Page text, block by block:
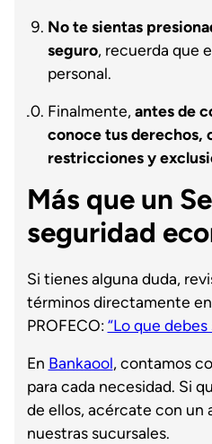
No te sientas
seguro, recuerda que
personal.
Finalmente,antes de
conoce tus derechos,
restricciones y
Más que un
seguridad
Si tienes alguna duda,
términos directamente
PROFECO: “Lo que
En Bankaool, contamos
para cada necesidad. Si
de ellos, acércate con un
nuestras sucursales.